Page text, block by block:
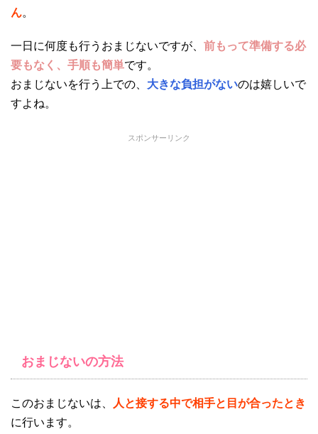
ん。
一日に何度も行うおまじないですが、 前もって準備する必
要もなく、手順も簡単です。
おまじないを行う上での、 大きな負担がないのは嬉しいで
すよね。
スポンサーリンク
おまじないの方法
このおまじないは、
人と接する中で相手と目が合ったとき
に行います。